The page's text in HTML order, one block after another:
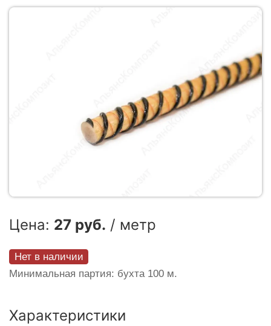
Цена: 27 руб. / метр
Нет в наличии
Минимальная партия: бухта 100 м.
Характеристики